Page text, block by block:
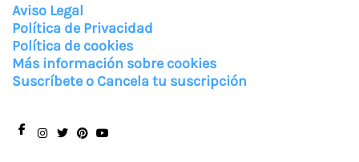
Aviso Legal
Política de Privacidad
Política de cookies
Más información sobre cookies
Suscríbete o Cancela tu suscripción